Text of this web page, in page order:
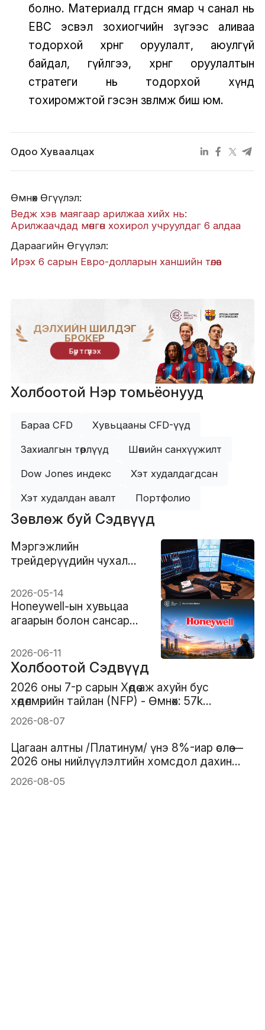
болно. Материалд өгөгдсөн ямар ч санал нь
EBC эсвэл зохиогчийн зүгээс аливаа
тодорхой хөрөнгө оруулалт, аюулгүй
байдал, гүйлгээ, хөрөнгө оруулалтын
стратеги нь тодорхой хүнд
тохиромжтой гэсэн зөвлөмж биш юм.
Одоо Хуваалцах
Өмнөх Өгүүлэл:
Ведж хэв маягаар арилжаа хийх нь:
Арилжаачдад мөнгөн хохирол учруулдаг 6 алдаа
Дараагийн Өгүүлэл:
Ирэх 6 сарын Евро-долларын ханшийн төлөв
ДЭЛХИЙН ШИЛДЭГ
БРОКЕР
Бүртгүүлэх
Холбоотой Нэр томьёонууд
Бараа CFD Хувьцааны CFD-үүд
Захиалгын төрлүүд Шөнийн санхүүжилт
Dow Jones индекс Хэт худалдагдсан
Хэт худалдан авалт Портфолио
Зөвлөж буй Сэдвүүд
Мэргэжлийн
трейдерүүдийн чухал
чадвар: Бүрэн гарын
авлага
2026-05-14
Honeywell-ын хувьцаа
агаарын болон сансар
унажээ: HON-ийн
салгалт үнэ цэний
боломж мөн үү?
2026-06-11
Холбоотой Сэдвүүд
2026 оны 7-р сарын Хөдөө аж ахуйн бус
хөдөлмөрийн тайлан (NFP) - Өмнөх: 57k
Таамаглал: 83k
2026-08-07
Цагаан алтны /Платинум/ үнэ 8%-иар өслөө —
2026 оны нийлүүлэлтийн хомсдол дахин
анхаарлын төвд орж байна
2026-08-05